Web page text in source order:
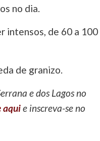
no dia.
intensos, de 60 a 100
de granizo.
e dos Lagos no
aquie inscreva-se no